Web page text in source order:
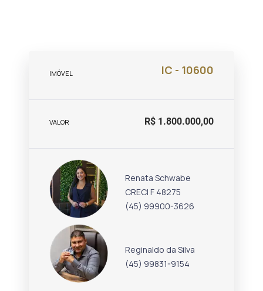
IMÓVEL IC - 10600
VALOR R$ 1.800.000,00
Renata Schwabe
CRECI F 48275
(45) 99900-3626
Reginaldo da Silva
(45) 99831-9154